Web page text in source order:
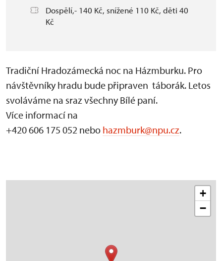
Dospělí,- 140 Kč, snížené 110 Kč, děti 40
Kč
Tradiční Hradozámecká noc na Házmburku. Pro
návštěvníky hradu bude připraven táborák. Letos
svoláváme na sraz všechny Bílé paní.
Více informací na
+420 606 175 052 nebo hazmburk@npu.cz.
+
−